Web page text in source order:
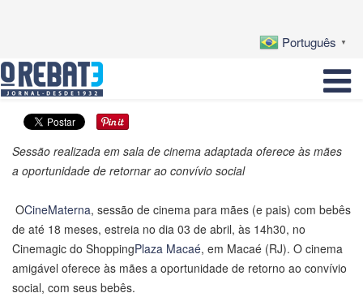
Português ▼
Sessão realizada em sala de cinema adaptada oferece às mães
a oportunidade de retornar ao convívio social
OCineMaterna, sessão de cinema para mães (e pais) com bebês
de até 18 meses, estreia no dia 03 de abril, às 14h30, no
Cinemagic do ShoppingPlaza Macaé, em Macaé (RJ). O cinema
amigável oferece às mães a oportunidade de retorno ao convívio
social, com seus bebês.